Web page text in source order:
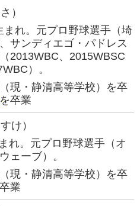
）
まれ。元プロ野球選手（埼
サンディエゴ・パドレス
2013WBC、2015WBSC
）。
現・静清高等学校）を卒
を卒業
け）
れ。元プロ野球選手（オ
ェーブ）。
現・静清高等学校）を卒
業